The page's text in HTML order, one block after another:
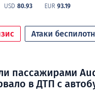
USD 80.93 EUR 93.19
Атаки
пассажирами
в ДТП с